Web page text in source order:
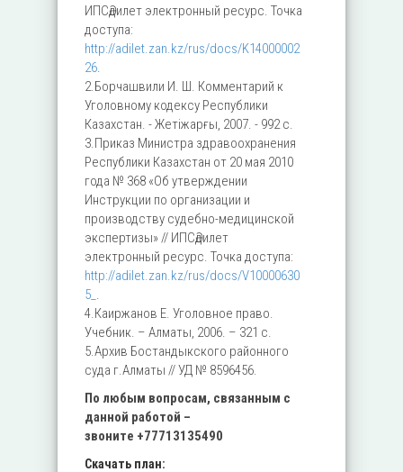
ИПСӘдилет электронный ресурс. Точка
доступа:
http://adilet.zan.kz/rus/docs/K14000002
26.
2.Борчашвили И. Ш. Комментарий к
Уголовному кодексу Республики
Казахстан. - Жетіжарғы, 2007. - 992 с.
3.Приказ Министра здравоохранения
Республики Казахстан от 20 мая 2010
года № 368 «Об утверждении
Инструкции по организации и
производству судебно-медицинской
экспертизы» // ИПСӘдилет
электронный ресурс. Точка доступа:
http://adilet.zan.kz/rus/docs/V10000630
5_ .
4.Каиржанов Е. Уголовное право.
Учебник. – Алматы, 2006. – 321 с.
5.Архив Бостандыкского районного
суда г.Алматы // УД № 8596456.
По любым вопросам, связанным с
данной работой –
звоните +77713135490
Скачать план: